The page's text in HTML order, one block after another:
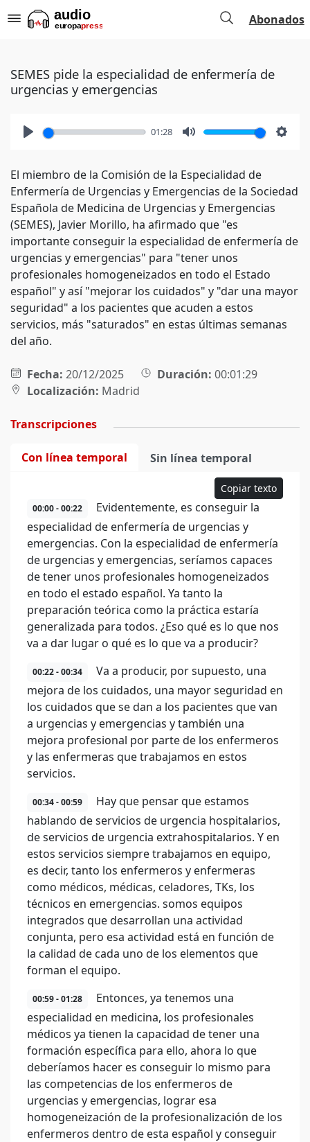
Abonados
SEMES pide la especialidad de enfermería de
urgencias y emergencias
01:28
El miembro de la Comisión de la Especialidad de
Enfermería de Urgencias y Emergencias de la Sociedad
Española de Medicina de Urgencias y Emergencias
(SEMES), Javier Morillo, ha afirmado que "es
importante conseguir la especialidad de enfermería de
urgencias y emergencias" para "tener unos
profesionales homogeneizados en todo el Estado
español" y así "mejorar los cuidados" y "dar una mayor
seguridad" a los pacientes que acuden a estos
servicios, más "saturados" en estas últimas semanas
del año.
Fecha: 20/12/2025 Duración: 00:01:29
Localización: Madrid
Transcripciones
Con línea temporal Sin línea temporal
Copiar texto
00:00 - 00:22
Evidentemente, es conseguir la
especialidad de enfermería de urgencias y
emergencias. Con la especialidad de enfermería
de urgencias y emergencias, seríamos capaces
de tener unos profesionales homogeneizados
en todo el estado español. Ya tanto la
preparación teórica como la práctica estaría
generalizada para todos. ¿Eso qué es lo que nos
va a dar lugar o qué es lo que va a producir?
00:22 - 00:34
Va a producir, por supuesto, una
mejora de los cuidados, una mayor seguridad en
los cuidados que se dan a los pacientes que van
a urgencias y emergencias y también una
mejora profesional por parte de los enfermeros
y las enfermeras que trabajamos en estos
servicios.
00:34 - 00:59
Hay que pensar que estamos
hablando de servicios de urgencia hospitalarios,
de servicios de urgencia extrahospitalarios. Y en
estos servicios siempre trabajamos en equipo,
es decir, tanto los enfermeros y enfermeras
como médicos, médicas, celadores, TKs, los
técnicos en emergencias. somos equipos
integrados que desarrollan una actividad
conjunta, pero esa actividad está en función de
la calidad de cada uno de los elementos que
forman el equipo.
00:59 - 01:28
Entonces, ya tenemos una
especialidad en medicina, los profesionales
médicos ya tienen la capacidad de tener una
formación específica para ello, ahora lo que
deberíamos hacer es conseguir lo mismo para
las competencias de los enfermeros de
urgencias y emergencias, lograr esa
homogeneización de la profesionalización de los
enfermeros dentro de esta español y conseguir